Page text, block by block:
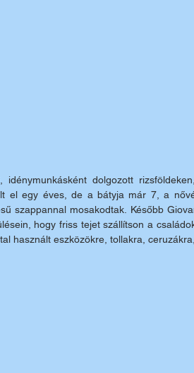
dolgozott
el egy éves, de a bátyja már 7, a
szappannal mosakodtak. Később
hogy friss tejet szállítson a
használt eszközökre, tollakra,